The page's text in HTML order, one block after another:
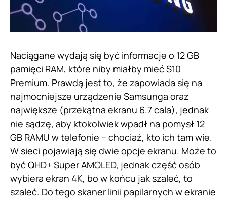
Naciągane wydają się być informacje o 12 GB
pamięci RAM, które niby miałby mieć S10
Premium. Prawdą jest to, że zapowiada się na
najmocniejsze urządzenie Samsunga oraz
największe (przekątna ekranu 6.7 cala), jednak
nie sądzę, aby ktokolwiek wpadł na pomysł 12
GB RAMU w telefonie – chociaż, kto ich tam wie.
W sieci pojawiają się dwie opcje ekranu. Może to
być QHD+ Super AMOLED, jednak część osób
wybiera ekran 4K, bo w końcu jak szaleć, to
szaleć. Do tego skaner linii papilarnych w ekranie